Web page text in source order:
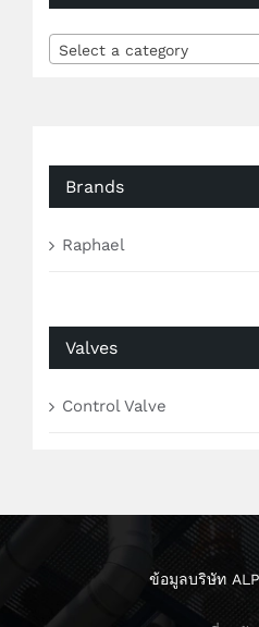
Select a category
Brands
Raphael
Valves
Control Valve
ข้อมูลบริษัท